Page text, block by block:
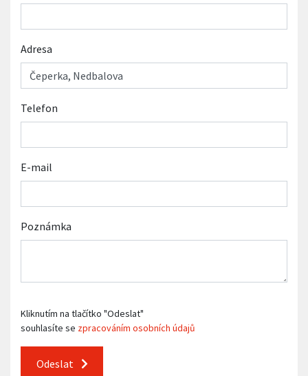
Adresa
Telefon
E-mail
Poznámka
Kliknutím na tlačítko "Odeslat"
souhlasíte se zpracováním osobních údajů
Odeslat